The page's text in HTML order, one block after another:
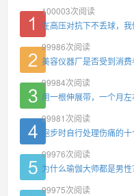
100003次阅读
在高压对抗下不丢球，
99986次阅读
美容仪器厂是否受到消费
99984次阅读
用一根伸展带，一个月
99981 次阅读
跑步时自行处理伤痛的
99976次阅读
为什么瑜伽大师都是男
99975次阅读